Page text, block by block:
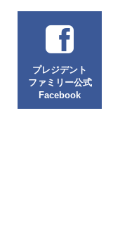
プレジデント
ファミリー公式
Facebook